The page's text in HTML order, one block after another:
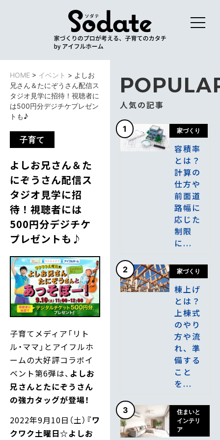
HOME > イベント > よしお
兄さん＆たにぞうさん配信ス
タジオ見学に招待！視聴者に
は500円分デジチケプレゼン
トも♪
子育て
よしお兄さん＆た
にぞうさん配信ス
タジオ見学に招
待！視聴者には
500円分デジチケ
プレゼントも♪
子育てメディア「リト
ル・ママ」とアイフルホ
ームの大好評コラボイ
ベント第6弾は、 よしお
兄さんとたにぞうさん
の強力タッグが登場！
2022年9月10日（土） 『ワ
クワク土曜日☆よしお
人気の記事
1 家づくり
容積率
とは？
計算の
仕方や
前面道
路幅に
応じた
制限
に...
2 家づくり
棟上げ
とは？
上棟式
のやり
方や流
れ、準
備する
こと
を...
3
住まいと
インテリ
ア